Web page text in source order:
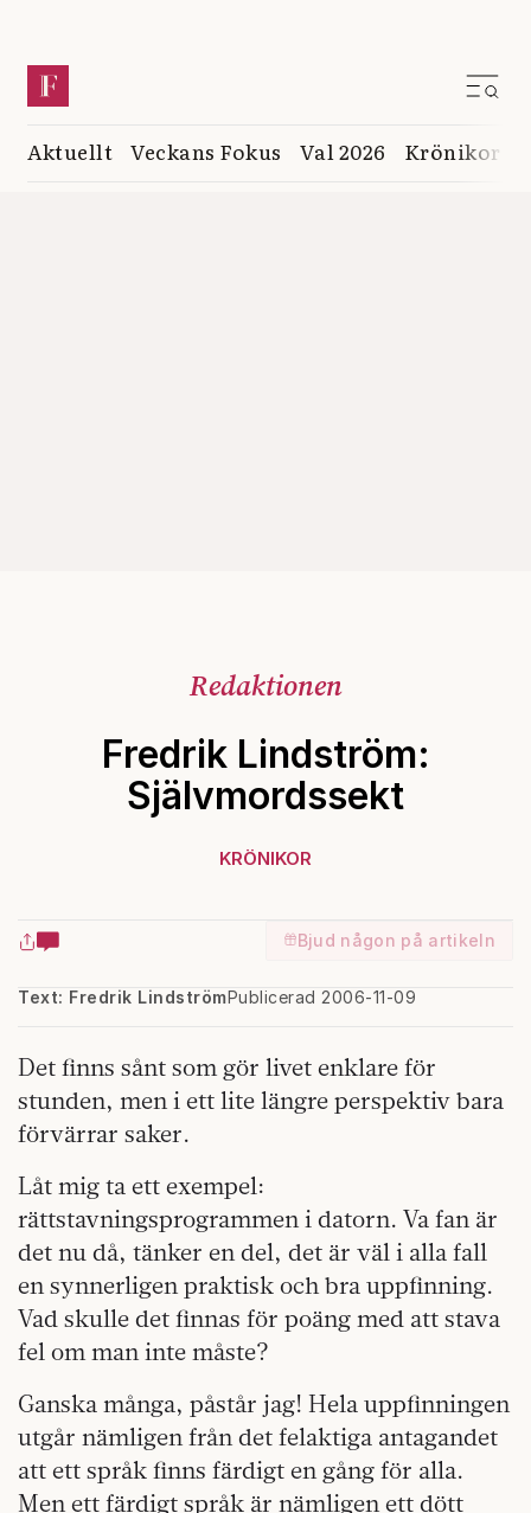
Aktuellt Veckans Fokus Val 2026 Krönikor
Redaktionen
Fredrik Lindström:
Självmordssekt
KRÖNIKOR
Bjud någon på artikeln
Text: Fredrik LindströmPublicerad 2006-11-09
Det finns sånt som gör livet enklare för
stunden, men i ett lite längre perspektiv bara
förvärrar saker.
Låt mig ta ett exempel:
rättstavningsprogrammen i datorn. Va fan är
det nu då, tänker en del, det är väl i alla fall
en synnerligen praktisk och bra uppfinning.
Vad skulle det finnas för poäng med att stava
fel om man inte måste?
Ganska många, påstår jag! Hela uppfinningen
utgår nämligen från det felaktiga antagandet
att ett språk finns färdigt en gång för alla.
Men ett färdigt språk är nämligen ett dött